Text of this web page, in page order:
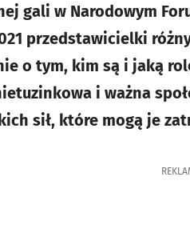
gali w Narodowym
przedstawicielki
o tym, kim są i jaką
i ważna
sił, które mogą je